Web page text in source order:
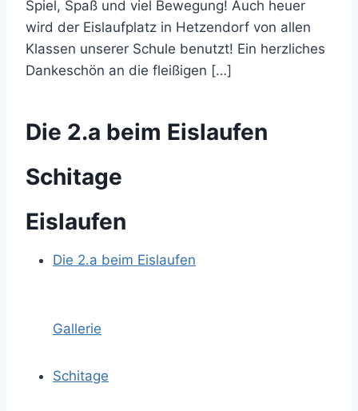
Spiel, Spaß und viel Bewegung! Auch heuer
wird der Eislaufplatz in Hetzendorf von allen
Klassen unserer Schule benutzt! Ein herzliches
Dankeschön an die fleißigen […]
Die 2.a beim Eislaufen
Schitage
Eislaufen
Die 2.a beim Eislaufen
Gallerie
Schitage